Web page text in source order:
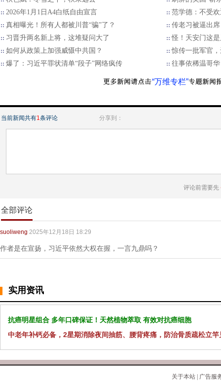
2026年1月1日A4白纸自由宣言
范学德：不受
真相曝光！所有人都被川普“骗”了？
传老习被逼出
习晋升两名新上将，这堆疑问大了
怪！天安门这
如何从政策上加强威慑中共国？
惊传一批军官
爆了：习近平罪状清单“段子”网络疯传
往事依稀温哥华
“万维专栏”
当前新闻共有1条评论 分享到：
评论前需要先
全部评论
suoliweng 2025年12月18日 18:29
作者是在宣扬，习近平依然大权在握，一言九鼎吗？
实用资讯
抗癌明星组合 多年口碑保证！天然植物萃取 有效对抗癌细胞
中老年补钙必备，2星期消除夜间抽筋、腰背疼痛，防治骨质疏松立竿
关于本站
广告服